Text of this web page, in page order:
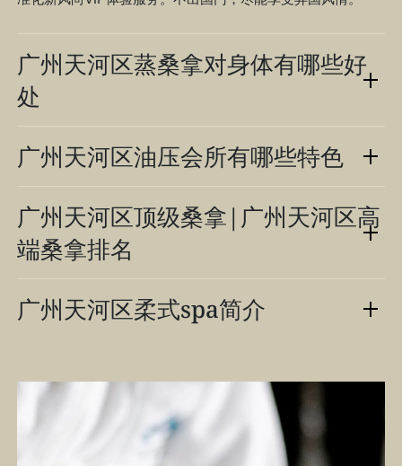
广州天河区蒸桑拿对身体有哪些好
处
广州天河区油压会所有哪些特色
广州天河区顶级桑拿|广州天河区高
端桑拿排名
广州天河区柔式spa简介